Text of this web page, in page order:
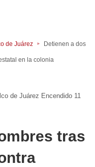
de Juárez Detienen a dos
en la colonia
de Juárez Encendido 11
tras